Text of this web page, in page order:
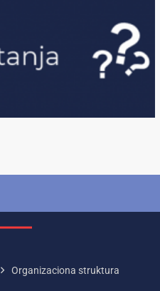
Organizaciona struktura